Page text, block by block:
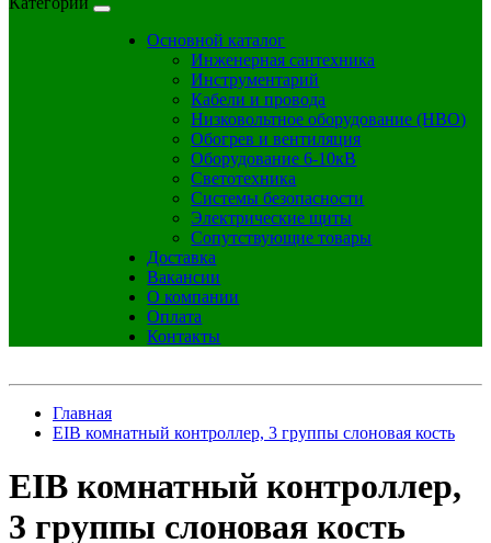
Основной каталог
Инженерная сантехника
Инструментарий
Кабели и провода
Низковольтное оборудование (НВО)
Обогрев и вентиляция
Оборудование 6-10кВ
Светотехника
Системы безопасности
Электрические щиты
Сопутствующие товары
Доставка
Вакансии
О компании
Оплата
Контакты
Главная
EIB комнатный контроллер, 3 группы слоновая кость
EIB комнатный контроллер,
3 группы слоновая кость